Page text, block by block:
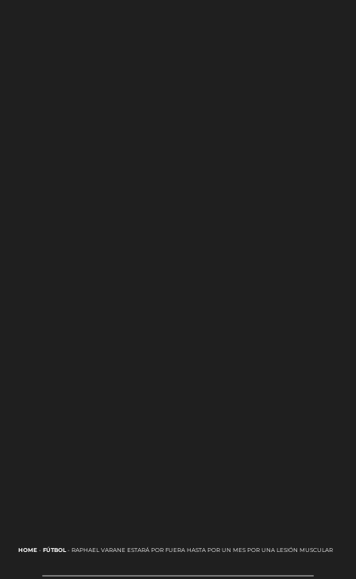
HOME- FÚTBOL- RAPHAEL VARANE ESTARÁ POR FUERA HASTA POR UN MES POR UNA LESIÓN MUSCULAR